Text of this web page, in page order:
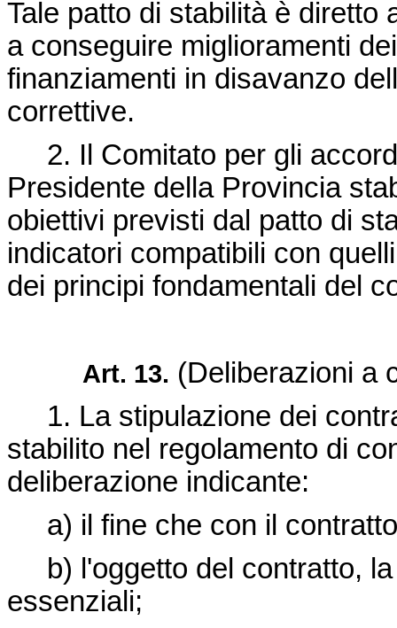
Tale patto di stabilità è diretto
a conseguire miglioramenti
finanziamenti in disavanzo
correttive.
2. Il Comitato per gli
Presidente della Provincia
obiettivi previsti dal patto di
indicatori compatibili con
dei principi fondamentali del
Art. 13. (Deliberazioni a
1. La stipulazione dei
stabilito nel regolamento di
deliberazione indicante:
a) il fine che con il
b) l'oggetto del contratto, la
essenziali;